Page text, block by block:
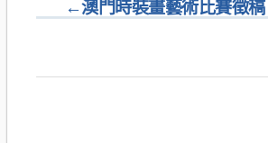
←澳門時裝畫藝術比賽徵稿